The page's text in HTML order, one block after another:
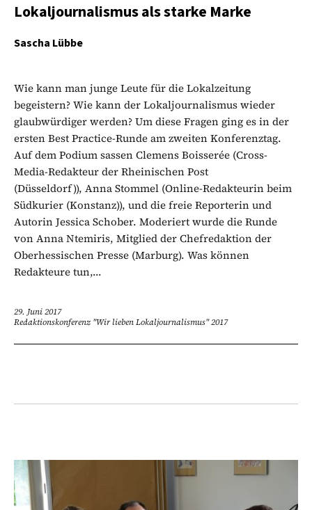
Lokaljournalismus als starke Marke
Sascha Lübbe
Wie kann man junge Leute für die Lokalzeitung
begeistern? Wie kann der Lokaljournalismus wieder
glaubwürdiger werden? Um diese Fragen ging es in der
ersten Best Practice-Runde am zweiten Konferenztag.
Auf dem Podium sassen Clemens Boisserée (Cross-
Media-Redakteur der Rheinischen Post
(Düsseldorf)), Anna Stommel (Online-Redakteurin beim
Südkurier (Konstanz)), und die freie Reporterin und
Autorin Jessica Schober. Moderiert wurde die Runde
von Anna Ntemiris, Mitglied der Chefredaktion der
Oberhessischen Presse (Marburg). Was können
Redakteure tun,...
29. Juni 2017
Redaktionskonferenz "Wir lieben Lokaljournalismus" 2017